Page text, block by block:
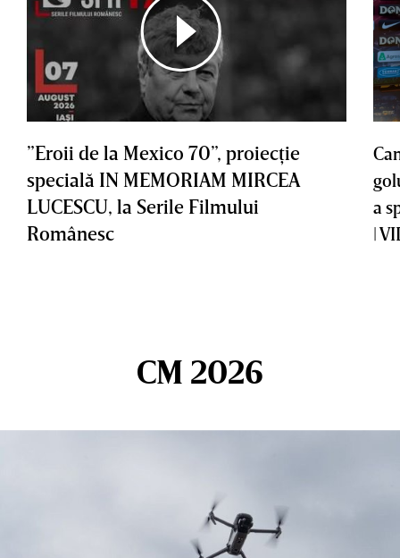
”Eroii de la Mexico 70”, proiecţie
specială IN MEMORIAM MIRCEA
LUCESCU, la Serile Filmului
Românesc
a
|
CM 2026